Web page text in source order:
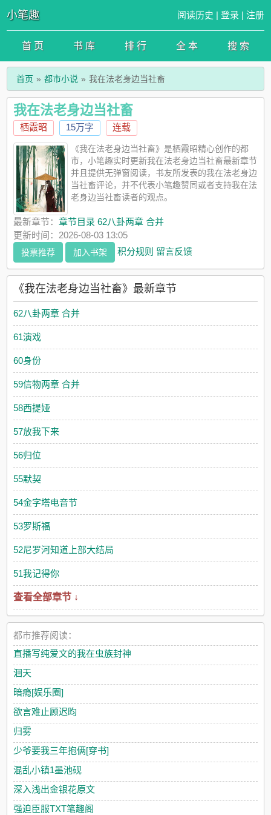
小笔趣 阅读历史 | 登录 | 注册
首 页 书 库 排 行 全 本 搜 索
首页 都市小说 我在法老身边当社畜
我在法老身边当社畜
栖霞昭 15万字 连载
《我在法老身边当社畜》是栖霞昭精心创作的都
市，小笔趣实时更新我在法老身边当社畜最新章节
并且提供无弹窗阅读，书友所发表的我在法老身边
当社畜评论，并不代表小笔趣赞同或者支持我在法
老身边当社畜读者的观点。
最新章节：章节目录 62八卦两章 合并
更新时间：2026-08-03 13:05
投票推荐 加入书架 积分规则 留言反馈
《我在法老身边当社畜》最新章节
62八卦两章 合并
61演戏
60身份
59信物两章 合并
58西提娅
57放我下来
56归位
55默契
54金字塔电音节
53罗斯福
52尼罗河知道上部大结局
51我记得你
查看全部章节 ↓
都市推荐阅读：
直播写纯爱文的我在虫族封神
洄天
暗瘾[娱乐圈]
欲言难止顾迟昀
归雾
少爷要我三年抱俩[穿书]
混乱小镇1墨池砚
深入浅出金银花原文
强迫臣服TXT笔趣阁